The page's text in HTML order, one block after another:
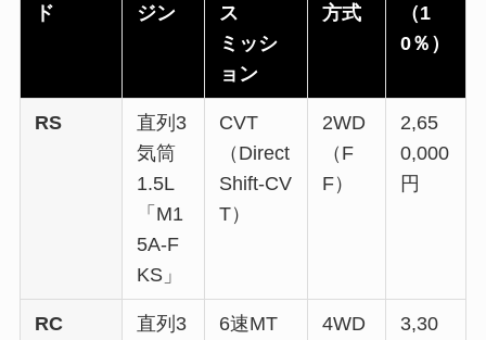
ド
ジン
ス
ミッシ
ョン
方式
（1
0％）
RS
直列3
気筒
1.5L
「M1
5A-F
KS」
CVT
（Direct
Shift-CV
T）
2WD
（F
F）
2,65
0,000
円
RC
直列3
6速MT
4WD
3,30